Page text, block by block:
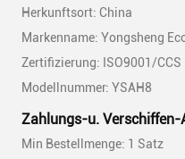
Herkunftsort: China
Markenname: Yongsheng
Zertifizierung: ISO9001/CCS
Modellnummer: YSAH8
Zahlungs-u. Verschiffen-
Min Bestellmenge: 1 Satz